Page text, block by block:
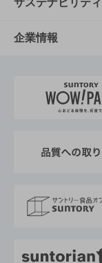
栄養成分一覧
工場見学
地域情報
サントリーホー
サントリーサ
サステナビリティ
サステナビリ
サントリーが
企業情報
企業概要
採用情報